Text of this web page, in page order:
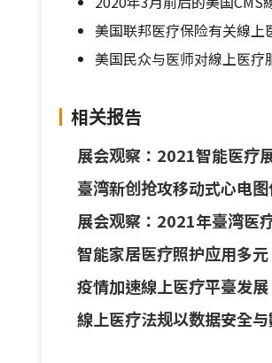
美国联邦医疗保险有关線上
美国民众与医师对線上医疗
相关报告
展会观察：2021智能医
臺湾新创抢攻移动式心电
展会观察：2021年臺湾
智能家居医疗照护应用多
疫情加速線上医疗平臺发
線上医疗法规以数据安全